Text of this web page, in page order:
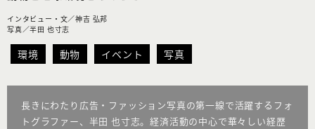
インタビュー・文／神吉 弘邦
写真／半田 也寸志
環境 動物 イベント 写真
長きにわたり広告・ファッション写真の第一線で活躍するフォ
トグラファー、半田 也寸志。経済活動の中心で華々しい経歴